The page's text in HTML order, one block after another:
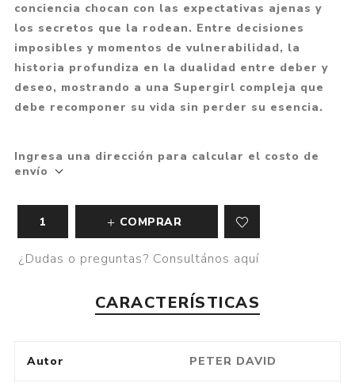
conciencia chocan con las expectativas ajenas y
los secretos que la rodean. Entre decisiones
imposibles y momentos de vulnerabilidad, la
historia profundiza en la dualidad entre deber y
deseo, mostrando a una Supergirl compleja que
debe recomponer su vida sin perder su esencia.
Ingresa una dirección para calcular el costo de
envío
COMPRAR
¿Dudas o preguntas? Consultános aquí
CARACTERÍSTICAS
Autor PETER DAVID